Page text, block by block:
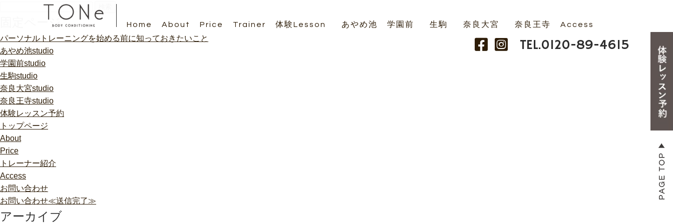
Home About Price Trainer 体験Lesson あやめ池 学園前 生駒 奈良大宮 奈良王寺 Access
TEL.0120-89-4615
固定ページ
パーソナルトレーニングを始める前に知っておきたいこと
あやめ池studio
学園前studio
生駒studio
奈良大宮studio
奈良王寺studio
体験レッスン予約
トップページ
About
Price
トレーナー紹介
Access
お問い合わせ
お問い合わせ≪送信完了≫
アーカイブ